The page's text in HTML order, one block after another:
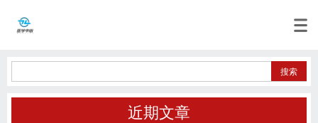
近期文章